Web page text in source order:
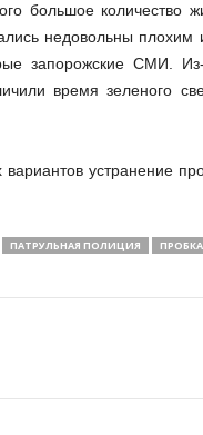
большое количество
недовольны
запорожские СМИ.
время зеленого
устранение
ПАТРУЛЬНАЯ ПОЛИЦИЯ ПРОБКА